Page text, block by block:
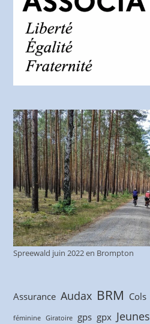
Spreewald juin 2022 en Brompton
Assurance Audax BRM Cols
féminine Giratoire gps gpx Jeunes